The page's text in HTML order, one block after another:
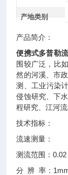
产地类别
产品简介：
便携式多普勒
围较广泛，比
然的河溪、市
测、工业污染
侵蚀研究、下
程研究、江河
技术指标：
流速测量：
测流范围：
分 辨 率：